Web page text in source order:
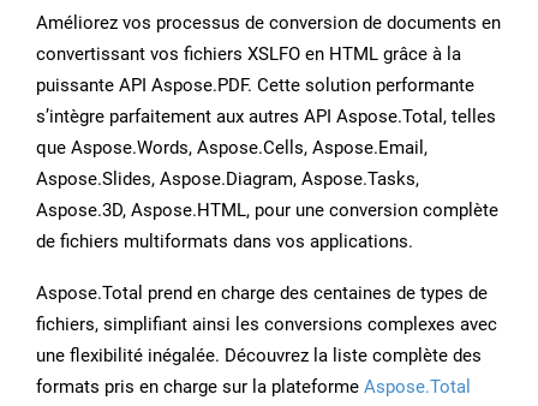
Améliorez vos processus de conversion de documents en
convertissant vos fichiers XSLFO en HTML grâce à la
puissante API Aspose.PDF. Cette solution performante
s’intègre parfaitement aux autres API Aspose.Total, telles
que Aspose.Words, Aspose.Cells, Aspose.Email,
Aspose.Slides, Aspose.Diagram, Aspose.Tasks,
Aspose.3D, Aspose.HTML, pour une conversion complète
de fichiers multiformats dans vos applications.
Aspose.Total prend en charge des centaines de types de
fichiers, simplifiant ainsi les conversions complexes avec
une flexibilité inégalée. Découvrez la liste complète des
formats pris en charge sur la plateforme Aspose.Total